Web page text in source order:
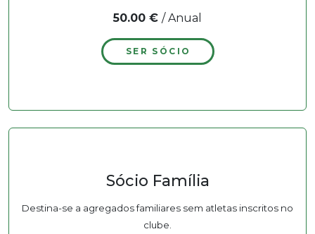
50.00 € / Anual
SER SÓCIO
Sócio Família
Destina-se a agregados familiares sem atletas inscritos no
clube.